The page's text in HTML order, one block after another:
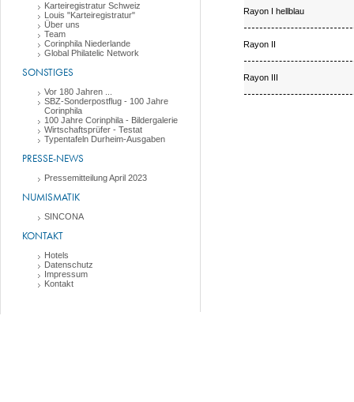
Karteiregistratur Schweiz
Louis "Karteiregistratur"
Über uns
Team
Corinphila Niederlande
Global Philatelic Network
SONSTIGES
Vor 180 Jahren ...
SBZ-Sonderpostflug - 100 Jahre
Corinphila
100 Jahre Corinphila - Bildergalerie
Wirtschaftsprüfer - Testat
Typentafeln Durheim-Ausgaben
PRESSE-NEWS
Pressemitteilung April 2023
NUMISMATIK
SINCONA
KONTAKT
Hotels
Datenschutz
Impressum
Kontakt
Rayon I hellblau
Rayon II
Rayon III